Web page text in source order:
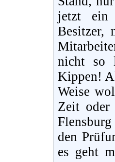
jetzt ein
Besitzer,
nicht so
Kippen!
Weise
Zeit oder
den
es geht